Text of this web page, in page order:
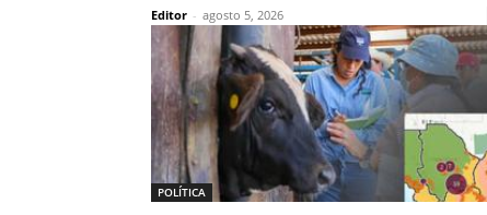
Editor - agosto 5, 2026
POLÍTICA